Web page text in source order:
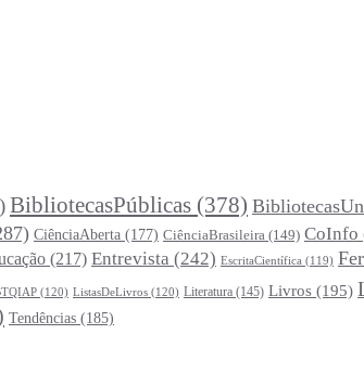
BibliotecasPúblicas (378)
CiênciaAberta (177) CiênciaBrasileira (149) CoInfo
(217) Entrevista (242) EscritaCientífica (119)
(120) ListasDeLivros (120) Literatura (145) Livros (195)
Tendências (185)